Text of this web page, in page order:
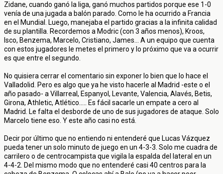
Zidane, cuando ganó la liga, ganó muchos partidos porque ese 1-0
venía de una jugada a balón parado. Como le ha ocurrido a Francia
en el Mundial. Luego, manejaba el partido gracias a la infinita calidad
de su plantilla. Recordemos a Modric (con 3 años menos), Kroos,
Isco, Benzema, Marcelo, Cristiano, James... A un equipo que cuenta
con estos jugadores le metes el primero y lo próximo que va a ocurrir
es que entre el segundo.
No quisiera cerrar el comentario sin exponer lo bien que lo hace el
Valladolid. Pero es algo que ya he visto hacerle al Madrid -este o el
año pasado- a Villarreal, Espanyol, Levante, Valencia, Alavés, Betis,
Girona, Athletic, Atlético..... Es fácil sacarle un empate a cero al
Madrid. Le falta el desborde de uno de sus jugadores de ataque. Solo
Marcelo tiene eso. Y este año casi no está.
Decir por último que no entiendo ni entenderé que Lucas Vázquez
pueda tener un solo minuto de juego en un 4-3-3. Solo me cuadra de
carrilero o de centrocampista que vigila la espalda del lateral en un
4-4-2. Del mismo modo que no entenderé casi 40 centros para la